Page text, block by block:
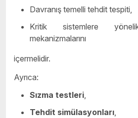
Davranış temelli tehdit tespiti,
Kritik sistemlere
mekanizmalarını
içermelidir.
Ayrıca:
Sızma testleri,
Tehdit simülasyonları